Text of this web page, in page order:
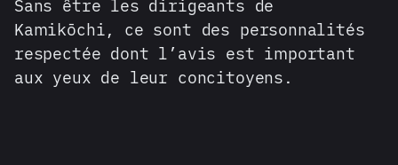
Sans être les dirigeants de
Kamikōchi, ce sont des personnalités
respectée dont l’avis est important
aux yeux de leur concitoyens.